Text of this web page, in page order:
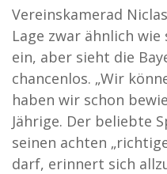
Vereinskamerad
Lage zwar ähnlich
ein, aber sieht die
chancenlos. „Wir
haben wir schon
Jährige. Der beliebte
seinen achten
darf, erinnert sich